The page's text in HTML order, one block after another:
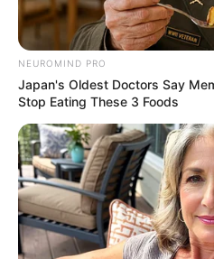
-ad5
Com roteiro de Ha Yoon-ah e
deve destacar o conflito entre
reais, definindo o futuro dos
série.
NEUROMIND PRO
Japan's Oldest Doctors Say
Stop Eating These 3 Foods